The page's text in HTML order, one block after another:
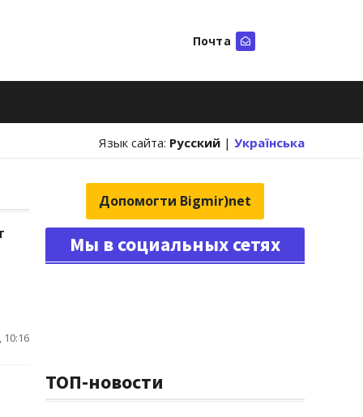
Почта
Язык сайта: Русский | Українська
10:16
Допомогти Bigmir)net
Мы в социальных сетях
ТОП-новости